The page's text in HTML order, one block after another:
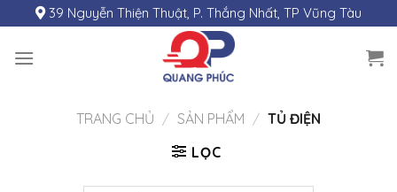
to
content
39 Nguyễn Thiện Thuật, P. Thắng Nhất, TP Vũng Tàu
TRANG CHỦ / SẢN PHẨM / TỦ ĐIỆN
LỌC